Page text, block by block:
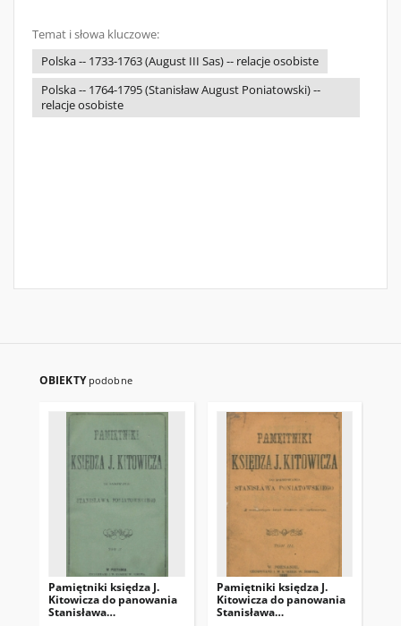
Temat i słowa kluczowe:
Polska -- 1733-1763 (August III Sas) -- relacje osobiste
Polska -- 1764-1795 (Stanisław August Poniatowski) --
relacje osobiste
OBIEKTY podobne
Pamiętniki księdza J.
Kitowicza do panowania
Stanisława
Pamiętniki księdza J.
Kitowicza do panowania
Stanisława